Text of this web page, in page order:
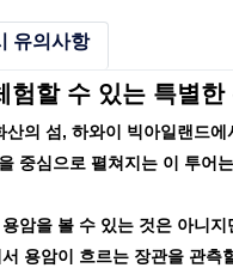
유의사항
험할 수 있는 특별한
산의 섬, 하와이 빅아일랜드
중심으로 펼쳐지는 이 투어
암을 볼 수 있는 것은 아니지
용암이 흐르는 장관을 관측